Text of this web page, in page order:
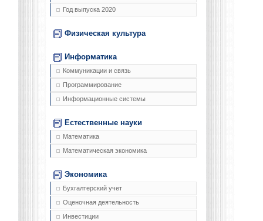
Год выпуска 2020
Физическая культура
Информатика
Коммуникации и связь
Программирование
Информационные системы
Естественные науки
Математика
Математическая экономика
Экономика
Бухгалтерский учет
Оценочная деятельность
Инвестиции